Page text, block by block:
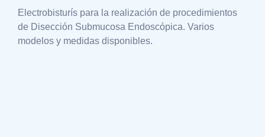
Electrobisturís para la realización de procedimientos
de Disección Submucosa Endoscópica. Varios
modelos y medidas disponibles.